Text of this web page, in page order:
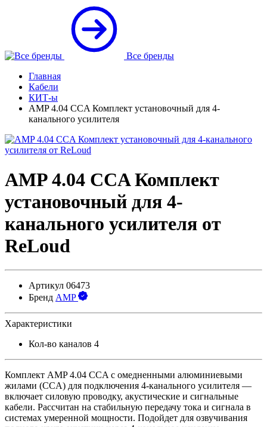
Все бренды
Главная
Кабели
КИТ-ы
AMP 4.04 CCA Комплект установочный для 4-
канального усилителя
AMP 4.04 CCA Комплект
установочный для 4-
канального усилителя от
ReLoud
Артикул 06473
Бренд AMP
Характеристики
Кол-во каналов 4
Комплект AMP 4.04 CCA с омедненными алюминиевыми
жилами (CCA) для подключения 4-канального усилителя —
включает силовую проводку, акустические и сигнальные
кабели. Рассчитан на стабильную передачу тока и сигнала в
системах умеренной мощности. Подойдет для озвучивания